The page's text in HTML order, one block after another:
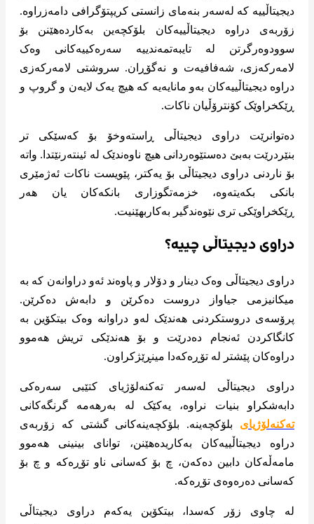
دیجیتاڵییە کە لەسەر بنەمای زانستی کریپتۆگرافی دامەزراوە.
زۆربەی دراوە دیجیتاڵییەکان بلۆکچەین بەکاردەهێنن بۆ
سوودوەرگرتن لە تایبەتمەندییە سەرەکییەکانی وەک
لامەرکەزی، شەفافیەت و نەگۆڕان. سروشتی لامەرکەزی
دراوە دیجیتاڵییەکان بەو مانایەیە کە هیچ یەک لایەن و گروپ و
ڕێکخراوێک کۆنترۆڵیان ناکات.
دەتوانرێت دراوی دیجیتاڵی ڕاستەوخۆ بۆ کەسێکی تر
بنێردرێت بەبێ دەستێوەردانی هیچ ناوەندێک لە ئینتەرنێتدا. واتە
بۆ ناردنی دراوی دیجیتاڵی بۆ یەکتر، پێویست ناکات ئەژمێری
بانکی بکەیتەوە، خزمەتگوزاری بانکەکان یان هەر
ڕێکخراوێکی تری نێوەندگیر بەکاربهێنیت.
دراوی دیجیتاڵی چییە؟
دراوی دیجیتاڵی وەک دینار و دۆلار و پاوەند ئەو دراوانەن کە بە
میکانیزمی جیاواز دروست دەکرێن و دابەش دەکرێن.
پرۆسەی دروستکردنی هەندێک لەو دراوانە وەک بیتکۆین بە
کانگاکردن ئەنجام دەدرێت و بۆ هەندێکی تریش هەموو
دراوەکان پێشتر لە تۆڕەکەدا مینڕێژکراون.
دراوی دیجیتاڵی لەسەر تەکنەلۆژیای کتێبی سەرەکی
دابەشکراو بنیات نراوە، یەکێک لە بەرهەمە گرنگەکانی
تەکنەلۆژیای بلۆکچەینە. بلۆکچەینەکانی گشتی کە زۆربەی
دراوە دیجیتاڵییەکان بەکاریدەهێنن، توانای بینینی هەموو
مامەڵەکان دابین دەکەن، چ بۆ کەسانی ناو تۆڕەکە و چ بۆ
کەسانی دەرەوەی تۆڕەکە.
لە چاوی زۆر کەسدا، بیتکۆین یەکەم دراوی دیجیتاڵی